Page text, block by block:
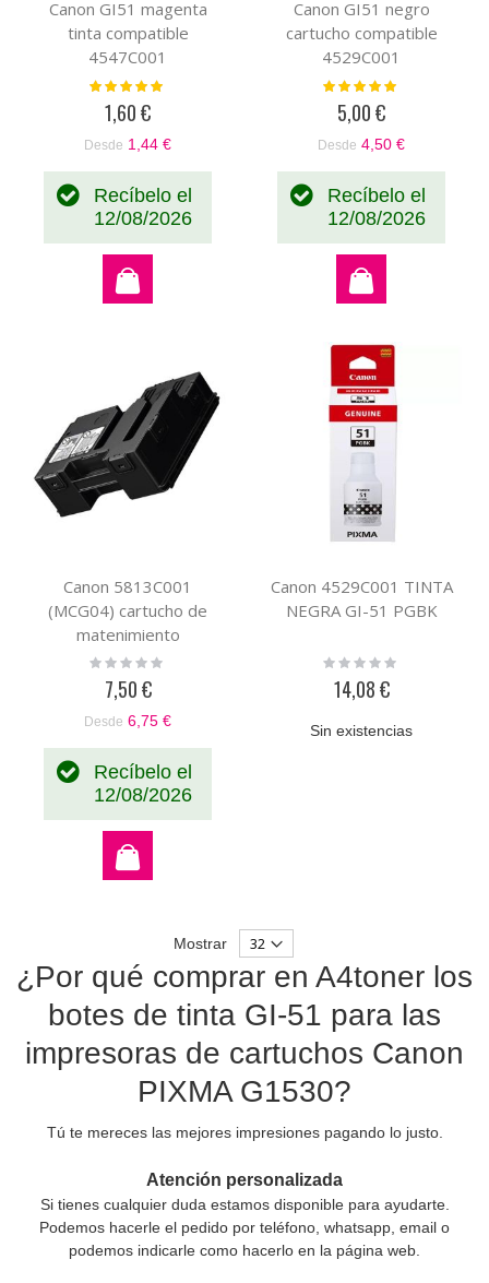
Canon GI51 magenta
tinta compatible
4547C001
Valoración:
1,60 €
Desde 1,44 €
Recíbelo el
12/08/2026
Canon GI51 negro
cartucho compatible
4529C001
Valoración:
5,00 €
Desde 4,50 €
Recíbelo el
12/08/2026
Canon 5813C001
(MCG04) cartucho de
matenimiento
compatible
Rating:
7,50 €
Desde 6,75 €
Recíbelo el
12/08/2026
Canon 4529C001 TINTA
NEGRA GI-51 PGBK
Rating:
14,08 €
Sin existencias
Mostrar
¿Por qué comprar en A4toner los
botes de tinta GI-51 para las
impresoras de cartuchos Canon
PIXMA G1530?
Tú te mereces las mejores impresiones pagando lo justo.
Atención personalizada
Si tienes cualquier duda estamos disponible para ayudarte.
Podemos hacerle el pedido por teléfono, whatsapp, email o
podemos indicarle como hacerlo en la página web.